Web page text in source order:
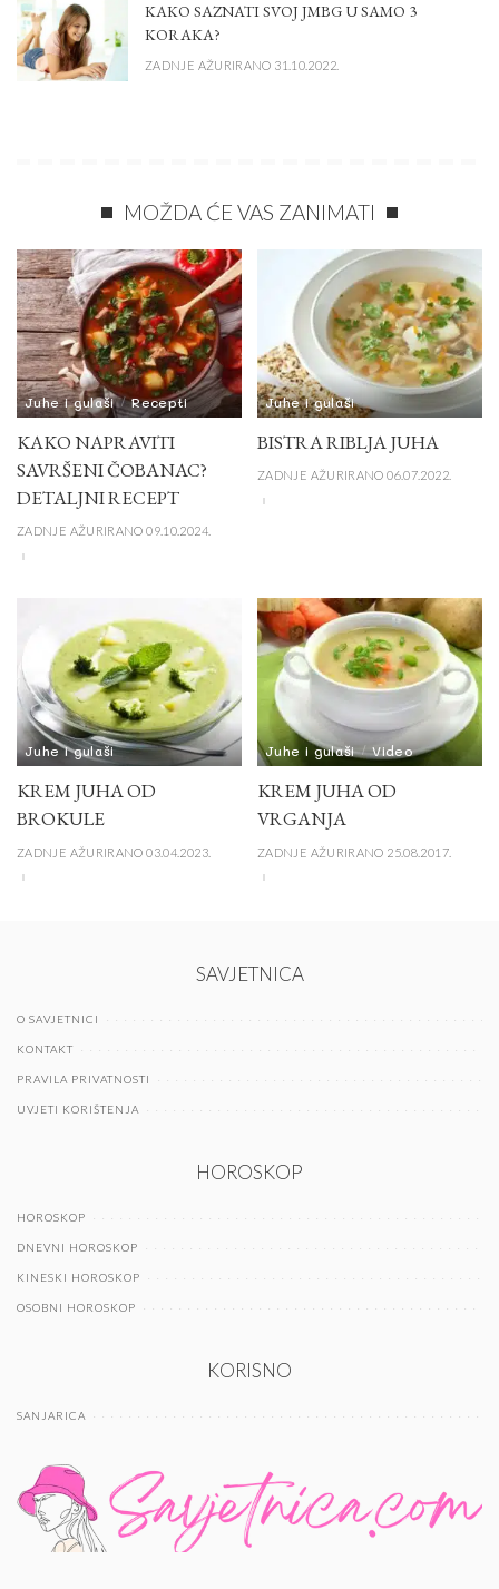
KAKO SAZNATI SVOJ JMBG U SAMO 3
KORAKA?
ZADNJE AŽURIRANO 31.10.2022.
MOŽDA ĆE VAS ZANIMATI
Juhe i gulaši Recepti
KAKO NAPRAVITI
SAVRŠENI ČOBANAC?
DETALJNI RECEPT
ZADNJE AŽURIRANO 09.10.2024.
Juhe i gulaši
BISTRA RIBLJA JUHA
ZADNJE AŽURIRANO 06.07.2022.
Juhe i gulaši
KREM JUHA OD
BROKULE
ZADNJE AŽURIRANO 03.04.2023.
Juhe i gulaši Video
KREM JUHA OD
VRGANJA
ZADNJE AŽURIRANO 25.08.2017.
SAVJETNICA
O SAVJETNICI
KONTAKT
PRAVILA PRIVATNOSTI
UVJETI KORIŠTENJA
HOROSKOP
HOROSKOP
DNEVNI HOROSKOP
KINESKI HOROSKOP
OSOBNI HOROSKOP
KORISNO
SANJARICA